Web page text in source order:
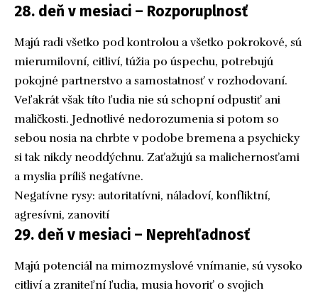
28. deň v mesiaci – Rozporuplnosť
Majú radi všetko pod kontrolou a všetko pokrokové, sú
mierumilovní, citliví, túžia po úspechu, potrebujú
pokojné partnerstvo a samostatnosť v rozhodovaní.
Veľakrát však títo ľudia nie sú schopní odpustiť ani
maličkosti. Jednotlivé nedorozumenia si potom so
sebou nosia na chrbte v podobe bremena a psychicky
si tak nikdy neoddýchnu. Zaťažujú sa malichernosťami
a myslia príliš negatívne.
Negatívne rysy: autoritatívni, náladoví, konfliktní,
agresívni, zanovití
29. deň v mesiaci – Neprehľadnosť
Majú potenciál na mimozmyslové vnímanie, sú vysoko
citliví a zraniteľní ľudia, musia hovoriť o svojich